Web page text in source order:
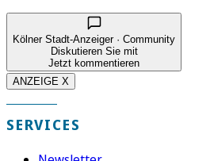
Kölner Stadt-Anzeiger · Community
Diskutieren Sie mit
Jetzt kommentieren
ANZEIGE X
SERVICES